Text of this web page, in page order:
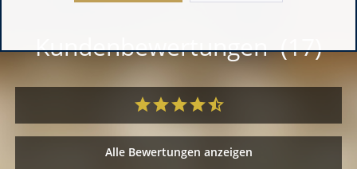
Kundenbewertungen (17)
Alle Bewertungen anzeigen